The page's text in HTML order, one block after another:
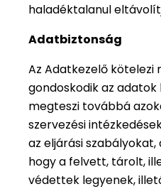
haladéktalanul
Adatbiztonság
Az Adatkezelő kötelezi
gondoskodik az
megteszi továbbá
szervezési
az eljárási
hogy a felvett, tárolt,
védettek legyenek,